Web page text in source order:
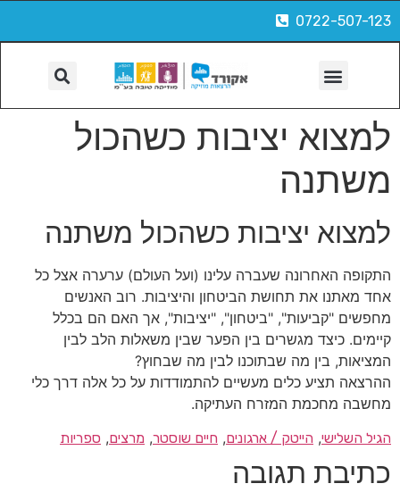
0722-507-123
למצוא יציבות כשהכול
משתנה
למצוא יציבות כשהכול משתנה
התקופה האחרונה שעברה עלינו (ועל העולם) ערערה אצל כל
אחד מאתנו את תחושת הביטחון והיציבות. רוב האנשים
מחפשים "קביעות", "ביטחון", "יציבות", אך האם הם בכלל
קיימים. כיצד מגשרים בין הפער שבין משאלות הלב לבין
המציאות, בין מה שבתוכנו לבין מה שבחוץ?
ההרצאה תציע כלים מעשיים להתמודדות על כל אלה דרך כלי
מחשבה מחכמת המזרח העתיקה.
הגיל השלישי, הייטק / ארגונים, חיים שוסטר, מרצים, ספריות
כתיבת תגובה